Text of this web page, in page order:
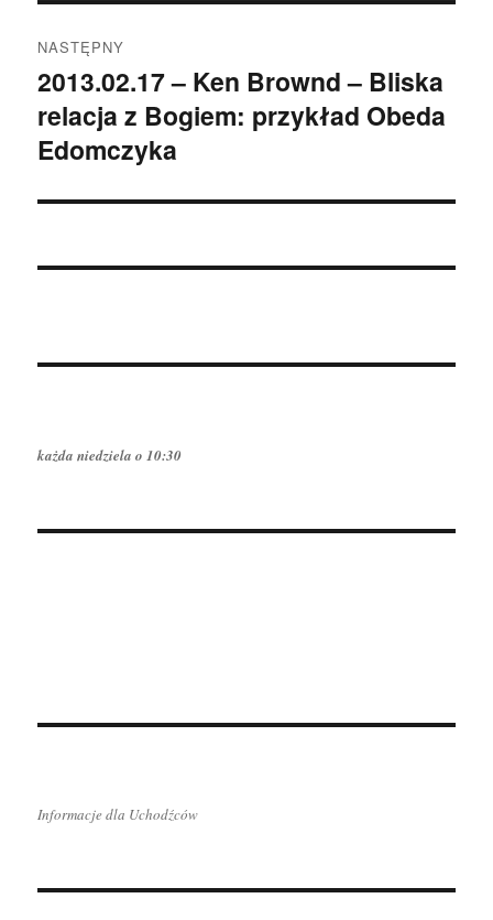
NASTĘPNY
Następny
wpis:
2013.02.17 – Ken Brownd – Bliska
relacja z Bogiem: przykład Obeda
Edomczyka
każda niedziela o 10:30
Informacje dla Uchodźców